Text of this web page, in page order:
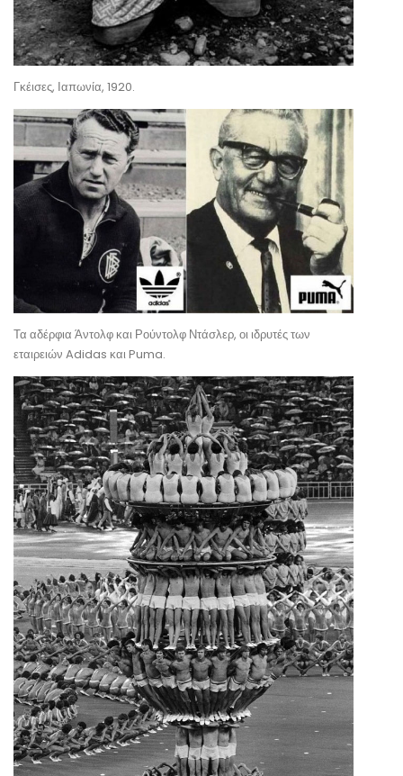
Γκέισες, Ιαπωνία, 1920.
Τα αδέρφια Άντολφ και Ρούντολφ Ντάσλερ, οι ιδρυτές των
εταιρειών Adidas και Puma.